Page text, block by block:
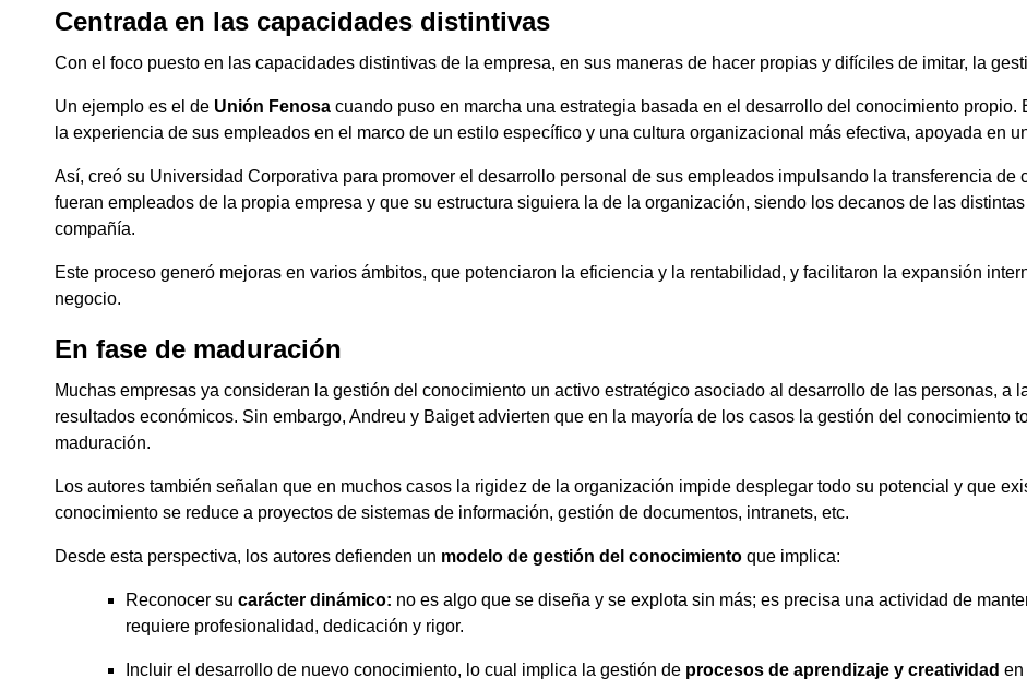
Centrada en las capacidades distintivas
Con el foco puesto en las capacidades distintivas de la empresa, en sus maneras de hacer propias y difíciles de imitar, la
Un ejemplo es el de Unión Fenosa cuando puso en marcha una estrategia basada en el desarrollo del conocimiento
la experiencia de sus empleados en el marco de un estilo específico y una cultura organizacional más efectiva, apoyada en
Así, creó su Universidad Corporativa para promover el desarrollo personal de sus empleados impulsando la transferencia
fueran empleados de la propia empresa y que su estructura siguiera la de la organización, siendo los decanos de las
compañía.
Este proceso generó mejoras en varios ámbitos, que potenciaron la eficiencia y la rentabilidad, y facilitaron la expansión
negocio.
En fase de maduración
Muchas empresas ya consideran la gestión del conocimiento un activo estratégico asociado al desarrollo de las personas, a
resultados económicos. Sin embargo, Andreu y Baiget advierten que en la mayoría de los casos la gestión del conocimiento
maduración.
Los autores también señalan que en muchos casos la rigidez de la organización impide desplegar todo su potencial y que
conocimiento se reduce a proyectos de sistemas de información, gestión de documentos, intranets, etc.
Desde esta perspectiva, los autores defienden un modelo de gestión del conocimiento que implica:
Reconocer su carácter dinámico: no es algo que se diseña y se explota sin más; es precisa una actividad de
requiere profesionalidad, dedicación y rigor.
Incluir el desarrollo de nuevo conocimiento, lo cual implica la gestión de procesos de aprendizaje y creatividad en